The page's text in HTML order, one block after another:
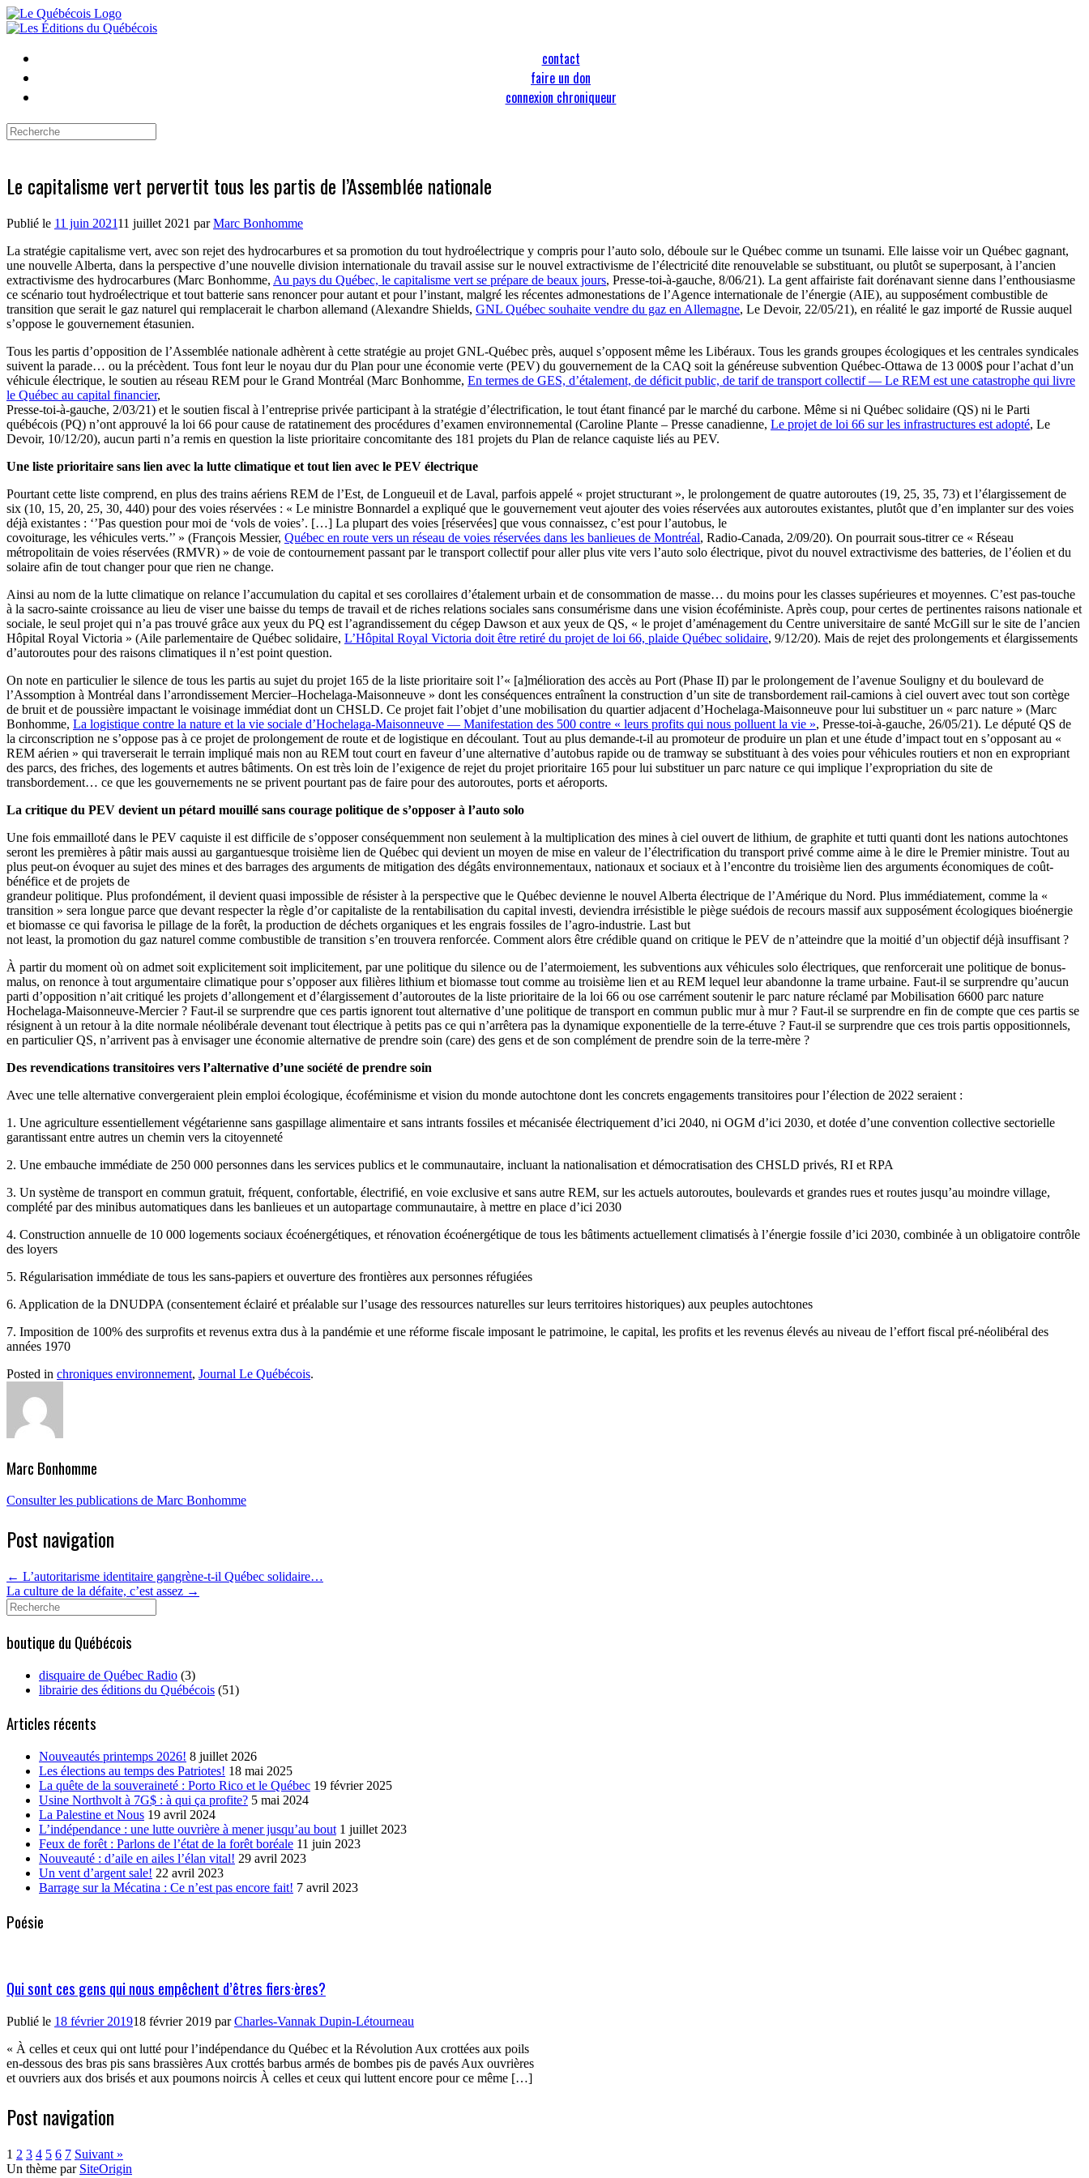
Skip
to
contact
faire un don
connexion chroniqueur
Search
Le capitalisme vert pervertit tous les partis de l’Assemblée nationale
Publié le 11 juin 202111 juillet 2021 parMarc Bonhomme
La stratégie capitalisme vert, avec son rejet des hydrocarbures et sa promotion du tout hydroélectrique y compris pour l’auto solo, déboule sur le Québec comme un tsunami. Elle laisse voir un Québec gagnant,
une nouvelle Alberta, dans la perspective d’une nouvelle division internationale du travail assise sur le nouvel extractivisme de l’électricité dite renouvelable se substituant, ou plutôt se superposant, à l’ancien
extractivisme des hydrocarbures (Marc Bonhomme, Au pays du Québec, le capitalisme vert se prépare de beaux jours, Presse-toi-à-gauche, 8/06/21). La gent affairiste fait dorénavant sienne dans l’enthousiasme
ce scénario tout hydroélectrique et tout batterie sans renoncer pour autant et pour l’instant, malgré les récentes admonestations de l’Agence internationale de l’énergie (AIE), au supposément combustible de
transition que serait le gaz naturel qui remplacerait le charbon allemand (Alexandre Shields, GNL Québec souhaite vendre du gaz en Allemagne, Le Devoir, 22/05/21), en réalité le gaz importé de Russie auquel
s’oppose le gouvernement étasunien.
Tous les partis d’opposition de l’Assemblée nationale adhèrent à cette stratégie au projet GNL-Québec près, auquel s’opposent même les Libéraux. Tous les grands groupes écologiques et les centrales syndicales
suivent la parade… ou la précèdent. Tous font leur le noyau dur du Plan pour une économie verte (PEV) du gouvernement de la CAQ soit la généreuse subvention Québec-Ottawa de 13 000$ pour l’achat d’un
véhicule électrique, le soutien au réseau REM pour le Grand Montréal (Marc Bonhomme, En termes de GES, d’étalement, de déficit public, de tarif de transport collectif — Le REM est une catastrophe qui livre
le Québec au capital financier,
Presse-toi-à-gauche, 2/03/21) et le soutien fiscal à l’entreprise privée participant à la stratégie d’électrification, le tout étant financé par le marché du carbone. Même si ni Québec solidaire (QS) ni le Parti
québécois (PQ) n’ont approuvé la loi 66 pour cause de ratatinement des procédures d’examen environnemental (Caroline Plante – Presse canadienne, Le projet de loi 66 sur les infrastructures est adopté, Le
Devoir, 10/12/20), aucun parti n’a remis en question la liste prioritaire concomitante des 181 projets du Plan de relance caquiste liés au PEV.
Une liste prioritaire sans lien avec la lutte climatique et tout lien avec le PEV électrique
Pourtant cette liste comprend, en plus des trains aériens REM de l’Est, de Longueuil et de Laval, parfois appelé « projet structurant », le prolongement de quatre autoroutes (19, 25, 35, 73) et l’élargissement de
six (10, 15, 20, 25, 30, 440) pour des voies réservées : « Le ministre Bonnardel a expliqué que le gouvernement veut ajouter des voies réservées aux autoroutes existantes, plutôt que d’en implanter sur des voies
déjà existantes : ‘’Pas question pour moi de ‘vols de voies’. […] La plupart des voies [réservées] que vous connaissez, c’est pour l’autobus, le
covoiturage, les véhicules verts.’’ » (François Messier, Québec en route vers un réseau de voies réservées dans les banlieues de Montréal, Radio-Canada, 2/09/20). On pourrait sous-titrer ce « Réseau
métropolitain de voies réservées (RMVR) » de voie de contournement passant par le transport collectif pour aller plus vite vers l’auto solo électrique, pivot du nouvel extractivisme des batteries, de l’éolien et du
solaire afin de tout changer pour que rien ne change.
Ainsi au nom de la lutte climatique on relance l’accumulation du capital et ses corollaires d’étalement urbain et de consommation de masse… du moins pour les classes supérieures et moyennes. C’est pas-touche
à la sacro-sainte croissance au lieu de viser une baisse du temps de travail et de riches relations sociales sans consumérisme dans une vision écoféministe. Après coup, pour certes de pertinentes raisons nationale et
sociale, le seul projet qui n’a pas trouvé grâce aux yeux du PQ est l’agrandissement du cégep Dawson et aux yeux de QS, « le projet d’aménagement du Centre universitaire de santé McGill sur le site de l’ancien
Hôpital Royal Victoria » (Aile parlementaire de Québec solidaire, L’Hôpital Royal Victoria doit être retiré du projet de loi 66, plaide Québec solidaire, 9/12/20). Mais de rejet des prolongements et élargissements
d’autoroutes pour des raisons climatiques il n’est point question.
On note en particulier le silence de tous les partis au sujet du projet 165 de la liste prioritaire soit l’« [a]mélioration des accès au Port (Phase II) par le prolongement de l’avenue Souligny et du boulevard de
l’Assomption à Montréal dans l’arrondissement Mercier–Hochelaga-Maisonneuve » dont les conséquences entraînent la construction d’un site de transbordement rail-camions à ciel ouvert avec tout son cortège
de bruit et de poussière impactant le voisinage immédiat dont un CHSLD. Ce projet fait l’objet d’une mobilisation du quartier adjacent d’Hochelaga-Maisonneuve pour lui substituer un « parc nature » (Marc
Bonhomme, La logistique contre la nature et la vie sociale d’Hochelaga-Maisonneuve — Manifestation des 500 contre « leurs profits qui nous polluent la vie », Presse-toi-à-gauche, 26/05/21). Le député QS de
la circonscription ne s’oppose pas à ce projet de prolongement de route et de logistique en découlant. Tout au plus demande-t-il au promoteur de produire un plan et une étude d’impact tout en s’opposant au «
REM aérien » qui traverserait le terrain impliqué mais non au REM tout court en faveur d’une alternative d’autobus rapide ou de tramway se substituant à des voies pour véhicules routiers et non en expropriant
des parcs, des friches, des logements et autres bâtiments. On est très loin de l’exigence de rejet du projet prioritaire 165 pour lui substituer un parc nature ce qui implique l’expropriation du site de
transbordement… ce que les gouvernements ne se privent pourtant pas de faire pour des autoroutes, ports et aéroports.
La critique du PEV devient un pétard mouillé sans courage politique de s’opposer à l’auto solo
Une fois emmailloté dans le PEV caquiste il est difficile de s’opposer conséquemment non seulement à la multiplication des mines à ciel ouvert de lithium, de graphite et tutti quanti dont les nations autochtones
seront les premières à pâtir mais aussi au gargantuesque troisième lien de Québec qui devient un moyen de mise en valeur de l’électrification du transport privé comme aime à le dire le Premier ministre. Tout au
plus peut-on évoquer au sujet des mines et des barrages des arguments de mitigation des dégâts environnementaux, nationaux et sociaux et à l’encontre du troisième lien des arguments économiques de coût-
bénéfice et de projets de
grandeur politique. Plus profondément, il devient quasi impossible de résister à la perspective que le Québec devienne le nouvel Alberta électrique de l’Amérique du Nord. Plus immédiatement, comme la «
transition » sera longue parce que devant respecter la règle d’or capitaliste de la rentabilisation du capital investi, deviendra irrésistible le piège suédois de recours massif aux supposément écologiques bioénergie
et biomasse ce qui favorisa le pillage de la forêt, la production de déchets organiques et les engrais fossiles de l’agro-industrie. Last but
not least, la promotion du gaz naturel comme combustible de transition s’en trouvera renforcée. Comment alors être crédible quand on critique le PEV de n’atteindre que la moitié d’un objectif déjà insuffisant ?
À partir du moment où on admet soit explicitement soit implicitement, par une politique du silence ou de l’atermoiement, les subventions aux véhicules solo électriques, que renforcerait une politique de bonus-
malus, on renonce à tout argumentaire climatique pour s’opposer aux filières lithium et biomasse tout comme au troisième lien et au REM lequel leur abandonne la trame urbaine. Faut-il se surprendre qu’aucun
parti d’opposition n’ait critiqué les projets d’allongement et d’élargissement d’autoroutes de la liste prioritaire de la loi 66 ou ose carrément soutenir le parc nature réclamé par Mobilisation 6600 parc nature
Hochelaga-Maisonneuve-Mercier ? Faut-il se surprendre que ces partis ignorent tout alternative d’une politique de transport en commun public mur à mur ? Faut-il se surprendre en fin de compte que ces partis se
résignent à un retour à la dite normale néolibérale devenant tout électrique à petits pas ce qui n’arrêtera pas la dynamique exponentielle de la terre-étuve ? Faut-il se surprendre que ces trois partis oppositionnels,
en particulier QS, n’arrivent pas à envisager une économie alternative de prendre soin (care) des gens et de son complément de prendre soin de la terre-mère ?
Des revendications transitoires vers l’alternative d’une société de prendre soin
Avec une telle alternative convergeraient plein emploi écologique, écoféminisme et vision du monde autochtone dont les concrets engagements transitoires pour l’élection de 2022 seraient :
1. Une agriculture essentiellement végétarienne sans gaspillage alimentaire et sans intrants fossiles et mécanisée électriquement d’ici 2040, ni OGM d’ici 2030, et dotée d’une convention collective sectorielle
garantissant entre autres un chemin vers la citoyenneté
2. Une embauche immédiate de 250 000 personnes dans les services publics et le communautaire, incluant la nationalisation et démocratisation des CHSLD privés, RI et RPA
3. Un système de transport en commun gratuit, fréquent, confortable, électrifié, en voie exclusive et sans autre REM, sur les actuels autoroutes, boulevards et grandes rues et routes jusqu’au moindre village,
complété par des minibus automatiques dans les banlieues et un autopartage communautaire, à mettre en place d’ici 2030
4. Construction annuelle de 10 000 logements sociaux écoénergétiques, et rénovation écoénergétique de tous les bâtiments actuellement climatisés à l’énergie fossile d’ici 2030, combinée à un obligatoire contrôle
des loyers
5. Régularisation immédiate de tous les sans-papiers et ouverture des frontières aux personnes réfugiées
6. Application de la DNUDPA (consentement éclairé et préalable sur l’usage des ressources naturelles sur leurs territoires historiques) aux peuples autochtones
7. Imposition de 100% des surprofits et revenus extra dus à la pandémie et une réforme fiscale imposant le patrimoine, le capital, les profits et les revenus élevés au niveau de l’effort fiscal pré-néolibéral des
années 1970
Posted in chroniques environnement, Journal Le Québécois.
Marc Bonhomme
Consulter les publications de Marc Bonhomme
Post navigation
← L’autoritarisme identitaire gangrène-t-il Québec solidaire…
La culture de la défaite, c’est assez →
Search
for:
boutique du Québécois
disquaire de Québec Radio (3)
librairie des éditions du Québécois (51)
Articles récents
Nouveautés printemps 2026! 8 juillet 2026
Les élections au temps des Patriotes! 18 mai 2025
La quête de la souveraineté : Porto Rico et le Québec 19 février 2025
Usine Northvolt à 7G$ : à qui ça profite? 5 mai 2024
La Palestine et Nous 19 avril 2024
L’indépendance : une lutte ouvrière à mener jusqu’au bout 1 juillet 2023
Feux de forêt : Parlons de l’état de la forêt boréale 11 juin 2023
Nouveauté : d’aile en ailes l’élan vital! 29 avril 2023
Un vent d’argent sale! 22 avril 2023
Barrage sur la Mécatina : Ce n’est pas encore fait! 7 avril 2023
Poésie
Qui sont ces gens qui nous empêchent d’êtres fiers·ères?
Publié le 18 février 201918 février 2019 parCharles-Vannak Dupin-Létourneau
« À celles et ceux qui ont lutté pour l’indépendance du Québec et la Révolution Aux crottées aux poils
en-dessous des bras pis sans brassières Aux crottés barbus armés de bombes pis de pavés Aux ouvrières
et ouvriers aux dos brisés et aux poumons noircis À celles et ceux qui luttent encore pour ce même […]
Post navigation
1 2 3 4 5 6 7 Suivant »
Un thème par SiteOrigin